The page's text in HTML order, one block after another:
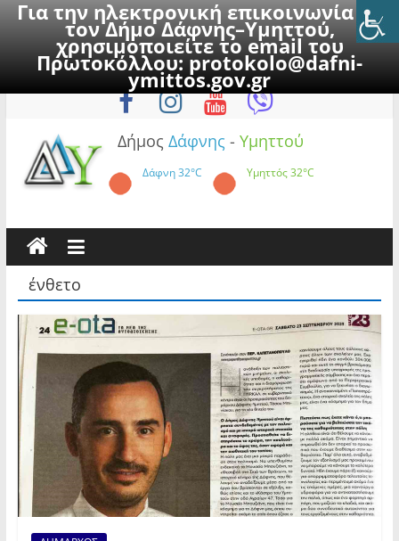
Για την ηλεκτρονική επικοινωνία με
τον Δήμο Δάφνης–Υμηττού,
χρησιμοποιείτε το email του
Πρωτοκόλλου:protokolo@dafni-
ymittos.gov.gr
to
Κυριακή, 9 Αυγούστου 2026
Δήμος Δάφνης - Υμηττού
Δάφνη32°C Υμηττός32°C
ένθετο